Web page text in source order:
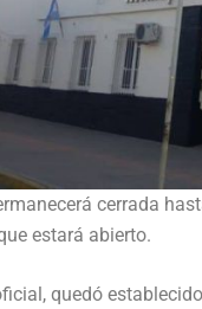
cerrada
estará abierto.
quedó